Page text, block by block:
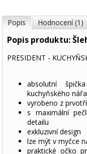
Popis Hodnocení (1)
Popis produktu:
PRESIDENT -
absolutní
kuchyňského
vyrobeno z
s maximální
detailu
exkluzivní design
lze mýt v myčce
praktické očko